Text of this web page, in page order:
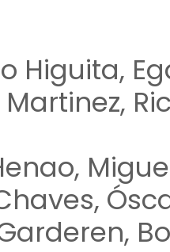
Higuita,
Martinez,